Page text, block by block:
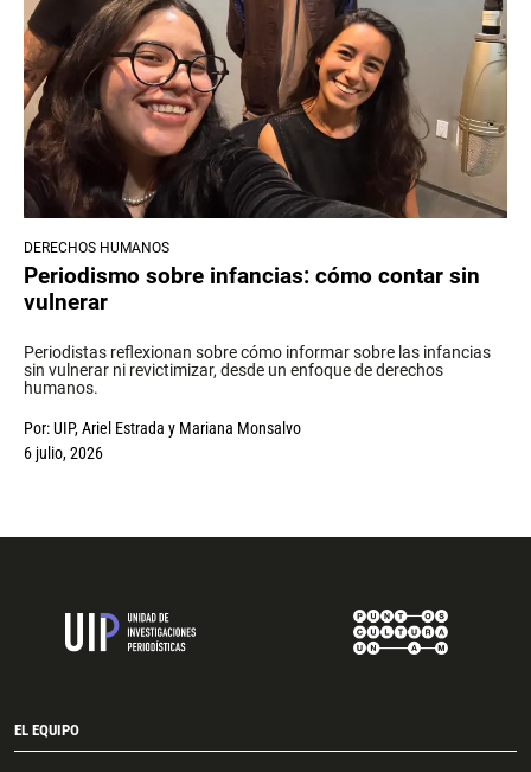
DERECHOS HUMANOS
Periodismo sobre infancias: cómo contar sin
vulnerar
Periodistas reflexionan sobre cómo informar sobre las infancias
sin vulnerar ni revictimizar, desde un enfoque de derechos
humanos.
Por:UIP,Ariel Estrada y Mariana Monsalvo
6 julio, 2026
EL EQUIPO